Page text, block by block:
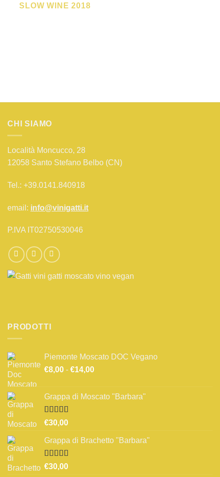
SLOW WINE 2018
CHI SIAMO
Località Moncucco, 28
12058 Santo Stefano Belbo (CN)
Tel.: +39.0141.840918
email: info@vinigatti.it
P.IVA IT02750530046
PRODOTTI
Piemonte Moscato DOC Vegano
€8,00 - €14,00Fascia
da
Grappa di Moscato "Barbara"
Valutato
su 5
€30,00
Grappa di Brachetto "Barbara"
Valutato
su 5
€30,00